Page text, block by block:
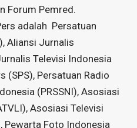
Forum Pemred.
adalah Persatuan
Aliansi Jurnalis
Televisi Indonesia
(SPS), Persatuan Radio
(PRSSNI), Asosiasi
Asosiasi Televisi
Pewarta Foto Indonesia